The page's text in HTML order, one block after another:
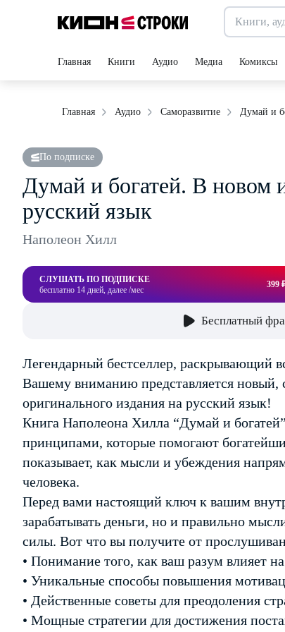
Главная Книги Аудио Медиа Комиксы
Главная Аудио Саморазвитие Думай и
По подписке
Думай и богатей. В новом
русский язык
Наполеон Хилл
СЛУШАТЬ ПО ПОДПИСКЕ
бесплатно 14 дней, далее /мес
399
Бесплатный
Легендарный бестселлер, раскрывающий
Вашему вниманию представляется
оригинального издания на русский язык!
Книга Наполеона Хилла “Думай и
принципами, которые помогают
показывает, как мысли и убеждения
человека.
Перед вами настоящий ключ к вашим
зарабатывать деньги, но и правильно
силы. Вот что вы получите от
• Понимание того, как ваш разум влияет
• Уникальные способы повышения
• Действенные советы для преодоления
• Мощные стратегии для достижения